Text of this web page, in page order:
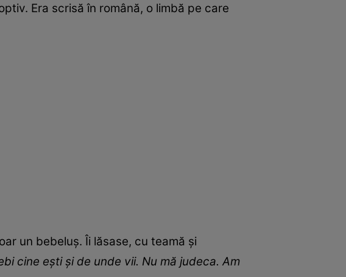
Era scrisă în română, o limbă pe care
un bebeluș. Îi lăsase, cu teamă și
cine ești și de unde vii. Nu mă judeca. Am